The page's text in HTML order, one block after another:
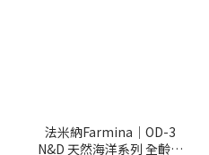
法米納Farmina｜OD-3
N&D 天然海洋系列 全齡犬